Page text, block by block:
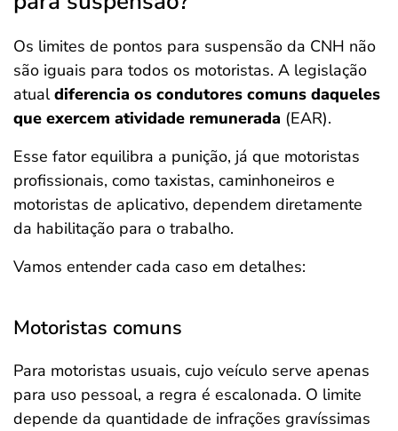
Os limites de pontos para suspensão da CNH não
são iguais para todos os motoristas. A legislação
atualdiferencia os condutores comuns daqueles
que exercem atividade remunerada (EAR).
Esse fator equilibra a punição, já que motoristas
profissionais, como taxistas, caminhoneiros e
motoristas de aplicativo, dependem diretamente
da habilitação para o trabalho.
Vamos entender cada caso em detalhes:
Motoristas comuns
Para motoristas usuais, cujo veículo serve apenas
para uso pessoal, a regra é escalonada. O limite
depende da quantidade de infrações gravíssimas